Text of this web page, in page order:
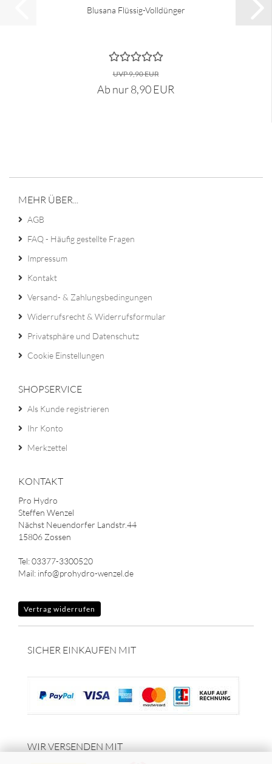
Blusana Flüssig-Volldünger
UVP 9,90 EUR
Ab nur 8,90 EUR
MEHR ÜBER...
AGB
FAQ - Häufig gestellte Fragen
Impressum
Kontakt
Versand- & Zahlungsbedingungen
Widerrufsrecht & Widerrufsformular
Privatsphäre und Datenschutz
Cookie Einstellungen
SHOPSERVICE
Als Kunde registrieren
Ihr Konto
Merkzettel
KONTAKT
Pro Hydro
Steffen Wenzel
Nächst Neuendorfer Landstr.44
15806 Zossen
Tel: 03377-3300520
Mail: info@prohydro-wenzel.de
Vertrag widerrufen
SICHER EINKAUFEN MIT
WIR VERSENDEN MIT